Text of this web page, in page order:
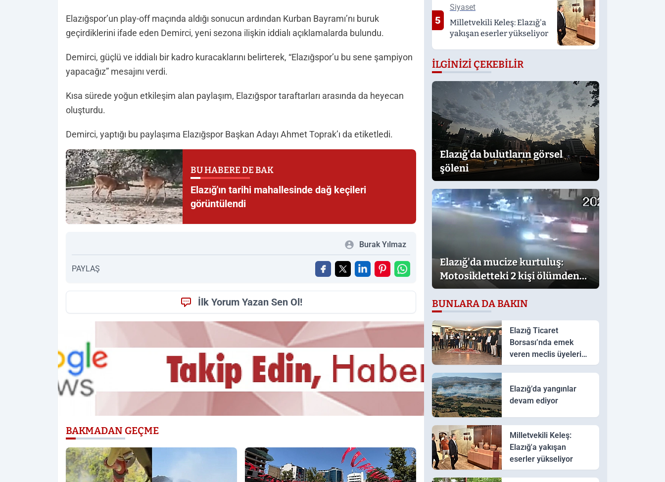
Elazığspor’un play-off maçında aldığı sonucun ardından Kurban Bayramı’nı buruk
geçirdiklerini ifade eden Demirci, yeni sezona ilişkin iddialı açıklamalarda bulundu.
Demirci, güçlü ve iddialı bir kadro kuracaklarını belirterek, “Elazığspor’u bu sene şampiyon
yapacağız” mesajını verdi.
Kısa sürede yoğun etkileşim alan paylaşım, Elazığspor taraftarları arasında da heyecan
oluşturdu.
Demirci, yaptığı bu paylaşıma Elazığspor Başkan Adayı Ahmet Toprak’ı da etiketledi.
BU HABERE DE BAK
Elazığ'ın tarihi mahallesinde dağ keçileri
görüntülendi
Burak Yılmaz
PAYLAŞ
İlk Yorum Yazan Sen Ol!
BAKMADAN GEÇME
5
Siyaset
Milletvekili Keleş: Elazığ'a
yakışan eserler yükseliyor
İLGINIZI ÇEKEBILIR
Elazığ'da bulutların görsel
şöleni
Elazığ'da mucize kurtuluş:
Motosikletteki 2 kişi ölümden
döndü
BUNLARA DA BAKIN
Elazığ Ticaret
Borsası’nda emek
veren meclis üyelerine
teşekkür plaketi
Elazığ’da yangınlar
devam ediyor
Milletvekili Keleş:
Elazığ'a yakışan
eserler yükseliyor